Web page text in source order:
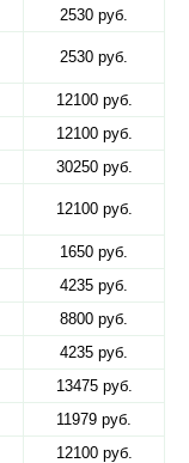
2530 руб.
2530 руб.
12100 руб.
12100 руб.
30250 руб.
12100 руб.
1650 руб.
4235 руб.
8800 руб.
4235 руб.
13475 руб.
11979 руб.
12100 руб.